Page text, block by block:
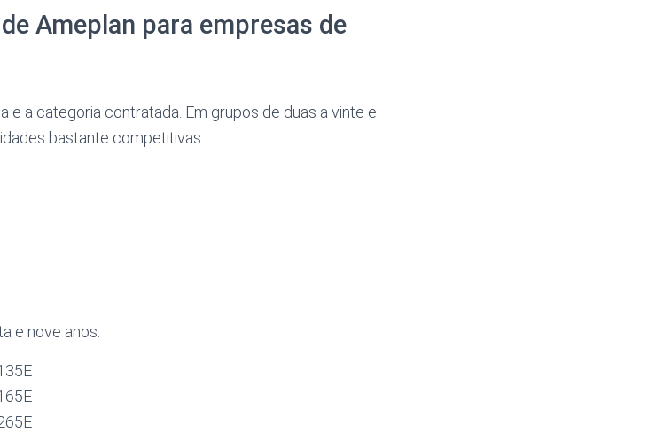
Ameplan para empresas de
e a categoria contratada. Em grupos de duas a vinte e
bastante competitivas.
e nove anos: